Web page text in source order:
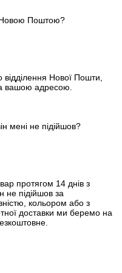
Новою Поштою?
Нової Пошти,
вашою адресою.
мені не підійшов?
протягом 14 днів з
не підійшов за
кольором або з
доставки ми беремо на